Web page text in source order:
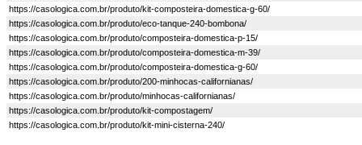
https://casologica.com.br/produto/kit-composteira-domestica-g-60/
https://casologica.com.br/produto/eco-tanque-240-bombona/
https://casologica.com.br/produto/composteira-domestica-p-15/
https://casologica.com.br/produto/composteira-domestica-m-39/
https://casologica.com.br/produto/composteira-domestica-g-60/
https://casologica.com.br/produto/200-minhocas-californianas/
https://casologica.com.br/produto/minhocas-californianas/
https://casologica.com.br/produto/kit-compostagem/
https://casologica.com.br/produto/kit-mini-cisterna-240/